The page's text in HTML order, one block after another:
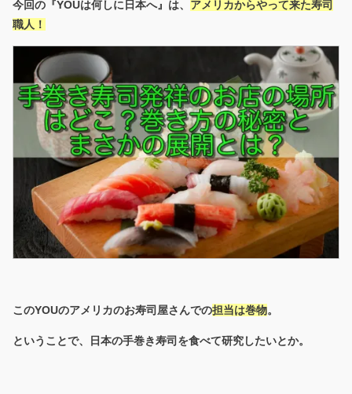
今回の『YOUは何しに日本へ』は、 アメリカからやって来た寿司
職人！
このYOUのアメリカのお寿司屋さんでの担当は巻物。
ということで、日本の手巻き寿司を食べて研究したいとか。